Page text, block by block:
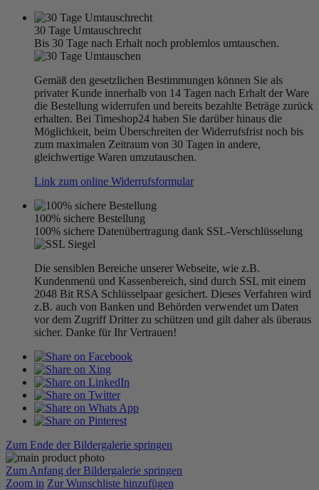
30 Tage Umtauschrecht
Bis 30 Tage nach Erhalt noch problemlos umtauschen.
Gemäß den gesetzlichen Bestimmungen können Sie als
privater Kunde innerhalb von 14 Tagen nach Erhalt der Ware
die Bestellung widerrufen und bereits bezahlte Beträge zurück
erhalten. Bei Timeshop24 haben Sie darüber hinaus die
Möglichkeit, beim Überschreiten der Widerrufsfrist noch bis
zum maximalen Zeitraum von 30 Tagen in andere,
gleichwertige Waren umzutauschen.
Link zum online Widerrufsformular
100% sichere Bestellung
100% sichere Datenübertragung dank SSL-Verschlüsselung
Die sensiblen Bereiche unserer Webseite, wie z.B.
Kundenmenü und Kassenbereich, sind durch SSL mit einem
2048 Bit RSA Schlüsselpaar gesichert. Dieses Verfahren wird
z.B. auch von Banken und Behörden verwendet um Daten
vor dem Zugriff Dritter zu schützen und gilt daher als überaus
sicher. Danke für Ihr Vertrauen!
Zum Ende der Bildergalerie springen
Zum Anfang der Bildergalerie springen
Zoom in Zur Wunschliste hinzufügen